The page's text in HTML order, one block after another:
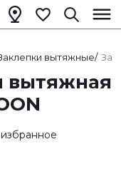
вытяжные/
вытяжная